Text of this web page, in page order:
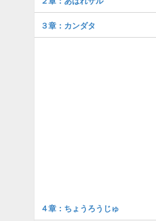
３章：カンダタ
４章：ちょうろうじゅ